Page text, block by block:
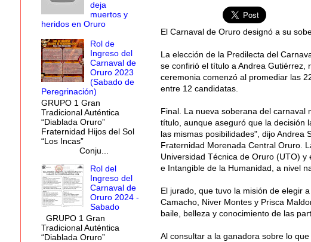
El Carnaval de Oruro designó a su
La elección de la Predilecta del
se confirió el título a Andrea
ceremonia comenzó al promediar las
entre 12 candidatas.
Final. La nueva soberana del carnaval
título, aunque aseguró que la decisión
las mismas posibilidades", dijo Andrea
Fraternidad Morenada Central Oruro.
Universidad Técnica de Oruro (UTO)
e Intangible de la Humanidad, a nivel
El jurado, que tuvo la misión de elegir
Camacho, Niver Montes y Prisca
baile, belleza y conocimiento de las
Al consultar a la ganadora sobre lo
deja
muertos y
heridos en Oruro
Rol de
Ingreso del
Carnaval de
Oruro 2023
(Sabado de
Peregrinación)
GRUPO 1 Gran
Tradicional Auténtica
“Diablada Oruro”
Fraternidad Hijos del Sol
“Los Incas”
Conju...
Rol del
Ingreso del
Carnaval de
Oruro 2024 -
Sabado
GRUPO 1 Gran
Tradicional Auténtica
“Diablada Oruro”